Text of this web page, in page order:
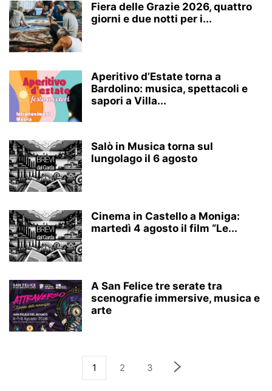
Fiera delle Grazie 2026, quattro
giorni e due notti per i...
Aperitivo d’Estate torna a
Bardolino: musica, spettacoli e
sapori a Villa...
Salò in Musica torna sul
lungolago il 6 agosto
Cinema in Castello a Moniga:
martedì 4 agosto il film “Le...
A San Felice tre serate tra
scenografie immersive, musica e
arte
1 2 3